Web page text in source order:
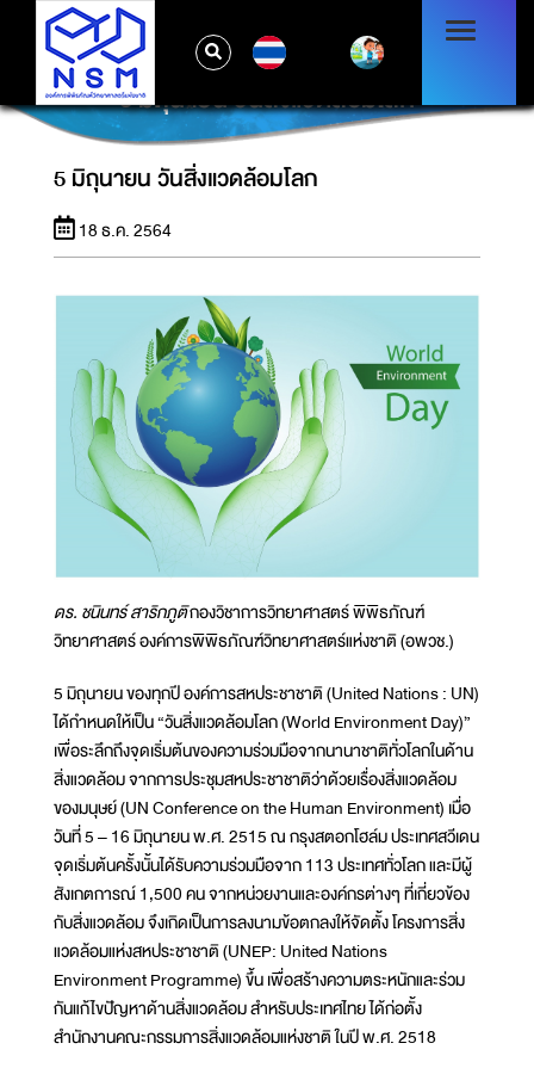
5 มิถุนายน วันสิ่งแวดล้อมโลก
5 มิถุนายน วันสิ่งแวดล้อมโลก
18 ธ.ค. 2564
ดร. ชนินทร์ สาริกภูติกองวิชาการวิทยาศาสตร์ พิพิธภัณฑ์
วิทยาศาสตร์ องค์การพิพิธภัณฑ์วิทยาศาสตร์แห่งชาติ (อพวช.)
5 มิถุนายน ของทุกปี องค์การสหประชาชาติ (United Nations : UN)
ได้กำหนดให้เป็น “วันสิ่งแวดล้อมโลก (World Environment Day)”
เพื่อระลึกถึงจุดเริ่มต้นของความร่วมมือจากนานาชาติทั่วโลกในด้าน
สิ่งแวดล้อม จากการประชุมสหประชาชาติว่าด้วยเรื่องสิ่งแวดล้อม
ของมนุษย์ (UN Conference on the Human Environment) เมื่อ
วันที่ 5 – 16 มิถุนายน พ.ศ. 2515 ณ กรุงสตอกโฮล์ม ประเทศสวีเดน
จุดเริ่มต้นครั้งนั้นได้รับความร่วมมือจาก 113 ประเทศทั่วโลก และมีผู้
สังเกตการณ์ 1,500 คน จากหน่วยงานและองค์กรต่างๆ ที่เกี่ยวข้อง
กับสิ่งแวดล้อม จึงเกิดเป็นการลงนามข้อตกลงให้จัดตั้ง โครงการสิ่ง
แวดล้อมแห่งสหประชาชาติ (UNEP: United Nations
Environment Programme) ขึ้น เพื่อสร้างความตระหนักและร่วม
กันแก้ไขปัญหาด้านสิ่งแวดล้อม สำหรับประเทศไทย ได้ก่อตั้ง
สำนักงานคณะกรรมการสิ่งแวดล้อมแห่งชาติ ในปี พ.ศ. 2518